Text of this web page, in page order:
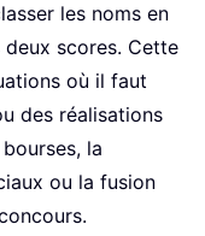
les noms en
deux scores. Cette
où il faut
des réalisations
la
ou la fusion